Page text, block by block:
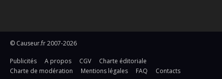
© Causeur.fr 2007-2026
Publicités A propos CGV
Charte éditoriale
Charte de modération
Mentions légales FAQ Contacts